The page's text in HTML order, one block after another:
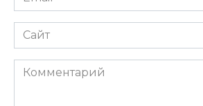
*
Сайт
Комментарий